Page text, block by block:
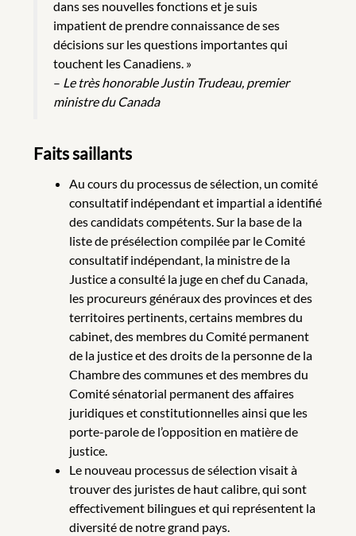
dans ses nouvelles fonctions et je suis
impatient de prendre connaissance de ses
décisions sur les questions importantes qui
touchent les Canadiens. »
– Le très honorable Justin Trudeau, premier
ministre du Canada
Faits saillants
Au cours du processus de sélection, un comité
consultatif indépendant et impartial a identifié
des candidats compétents. Sur la base de la
liste de présélection compilée par le Comité
consultatif indépendant, la ministre de la
Justice a consulté la juge en chef du Canada,
les procureurs généraux des provinces et des
territoires pertinents, certains membres du
cabinet, des membres du Comité permanent
de la justice et des droits de la personne de la
Chambre des communes et des membres du
Comité sénatorial permanent des affaires
juridiques et constitutionnelles ainsi que les
porte-parole de l’opposition en matière de
justice.
Le nouveau processus de sélection visait à
trouver des juristes de haut calibre, qui sont
effectivement bilingues et qui représentent la
diversité de notre grand pays.